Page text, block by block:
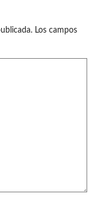
Los campos